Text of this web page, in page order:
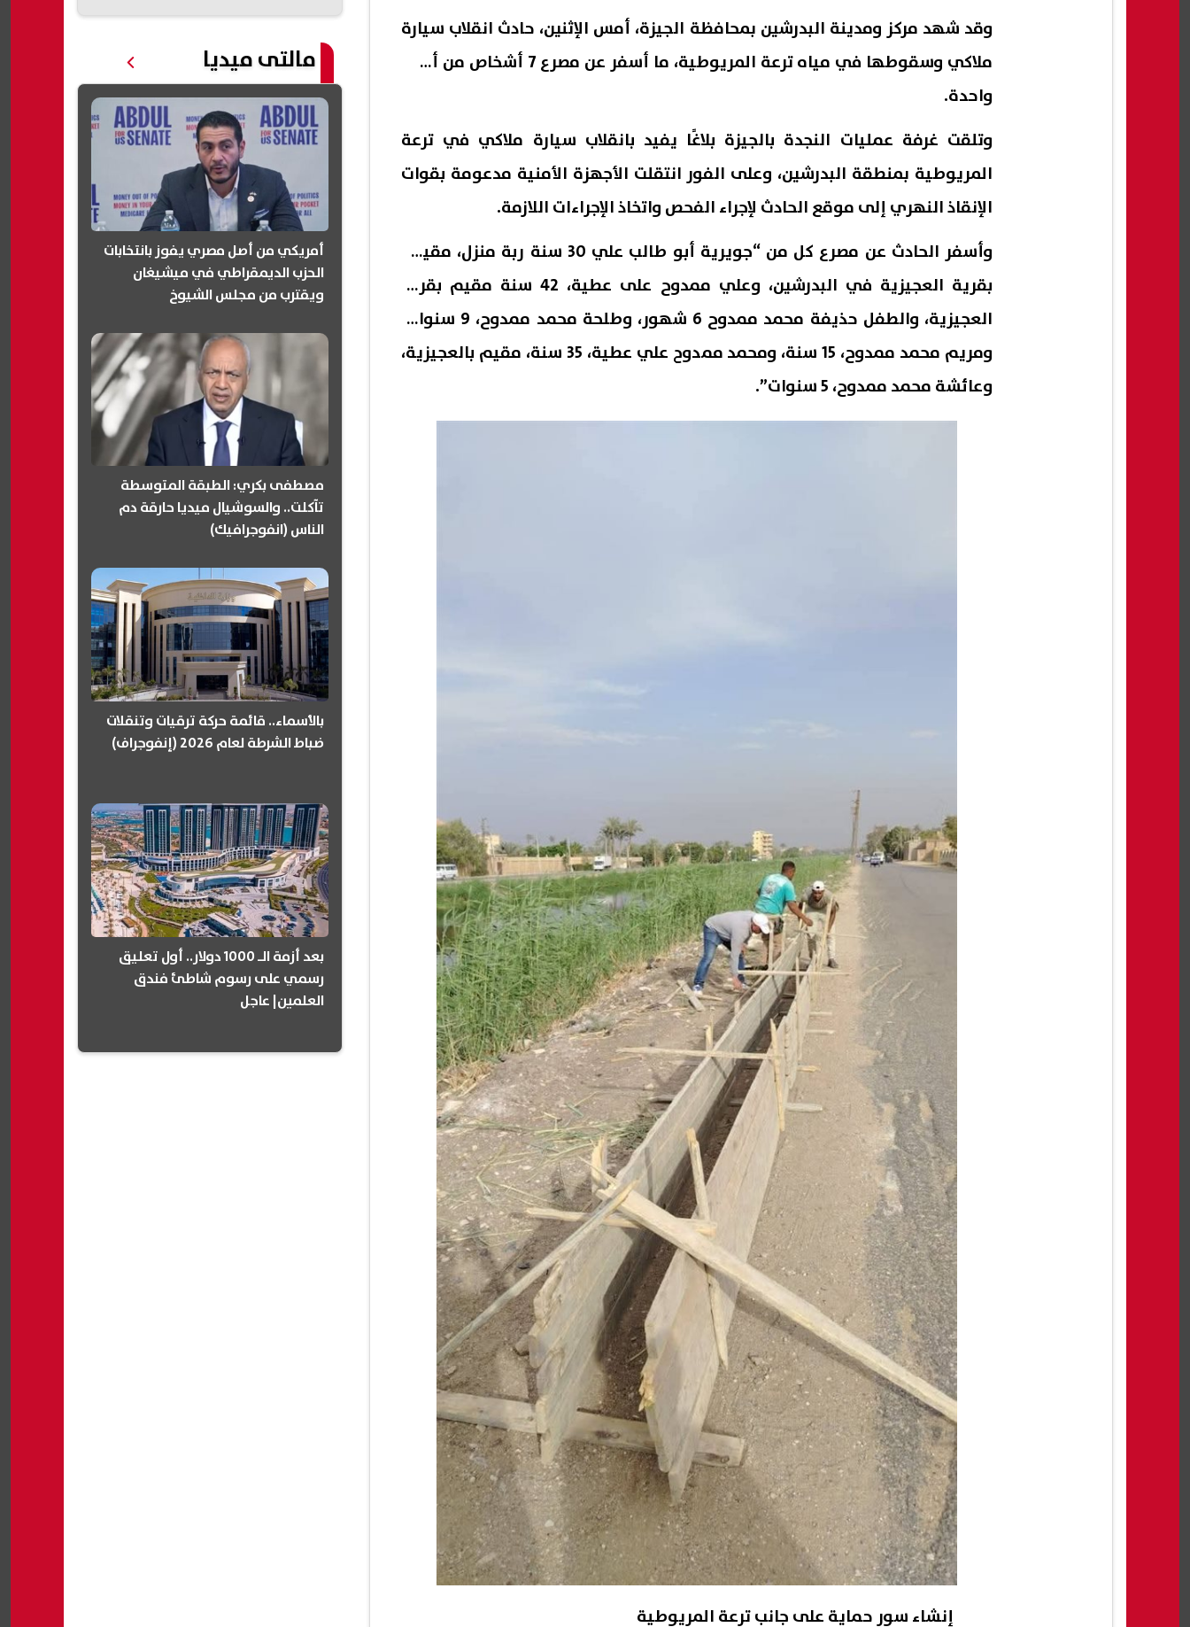
وقد شهد مركز ومدينة البدرشين بمحافظة الجيزة، أمس الإثنين، حادث انقلاب سيارة
ملاكي وسقوطها في مياه ترعة المريوطية، ما أسفر عن مصرع 7 أشخاص من أسرة
واحدة.
وتلقت غرفة عمليات النجدة بالجيزة بلاغًا يفيد بانقلاب سيارة ملاكي في ترعة
المريوطية بمنطقة البدرشين، وعلى الفور انتقلت الأجهزة الأمنية مدعومة بقوات
الإنقاذ النهري إلى موقع الحادث لإجراء الفحص واتخاذ الإجراءات اللازمة.
وأسفر الحادث عن مصرع كل من “جويرية أبو طالب علي 30 سنة ربة منزل، مقيمة
بقرية العجيزية في البدرشين، وعلي ممدوح على عطية، 42 سنة مقيم بقرية
العجيزية، والطفل حذيفة محمد ممدوح 6 شهور، وطلحة محمد ممدوح، 9 سنوات،
ومريم محمد ممدوح، 15 سنة، ومحمد ممدوح علي عطية، 35 سنة، مقيم بالعجيزية،
وعائشة محمد ممدوح، 5 سنوات”.
إنشاء سور حماية على جانب ترعة المريوطية
مالتى ميديا
أمريكي من أصل مصري يفوز بانتخابات
الحزب الديمقراطي في ميشيغان
ويقترب من مجلس الشيوخ
مصطفى بكري: الطبقة المتوسطة
تآكلت.. والسوشيال ميديا حارقة دم
الناس (انفوجرافيك)
بالأسماء.. قائمة حركة ترقيات وتنقلات
ضباط الشرطة لعام 2026 (إنفوجراف)
بعد أزمة الـ 1000 دولار.. أول تعليق
رسمي على رسوم شاطئ فندق
العلمين| عاجل